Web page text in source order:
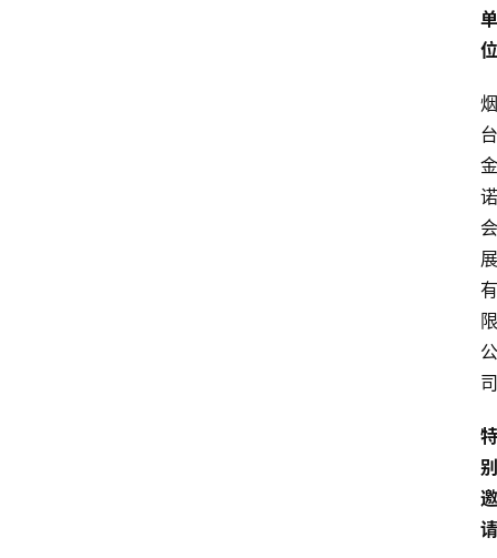
单
位
烟
台
金
诺
会
展
有
限
公
司
特
别
邀
请